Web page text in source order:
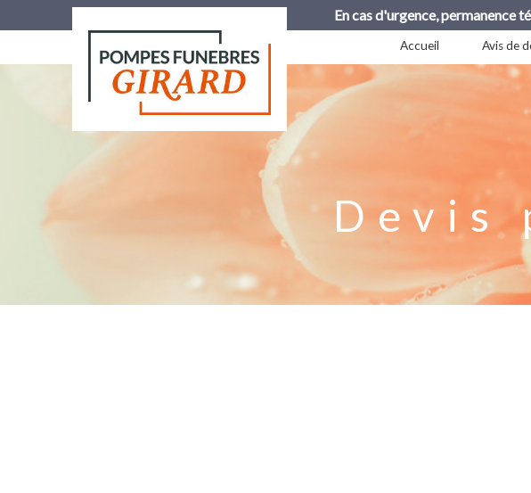
En cas d'urgence, permanence
Accueil Avis de
Devis